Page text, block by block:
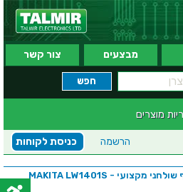
מבצעים צור קשר
מוצרים
כניסת לקוחות הרשמה
מסור שורף שולחני מקצועי MAKITA LW1401S -